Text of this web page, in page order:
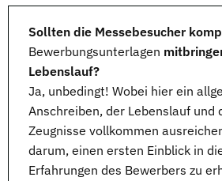
Sollten die Messebesucher
Bewerbungsunterlagen
Lebenslauf?
Ja, unbedingt! Wobei hier ein
Anschreiben, der Lebenslauf und
Zeugnisse vollkommen
darum, einen ersten Einblick in
Erfahrungen des Bewerbers zu